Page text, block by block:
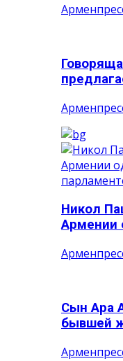
Никол
Армении
Сын Ара
бывшей